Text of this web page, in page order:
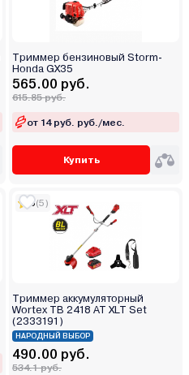
Триммер бензиновый Storm-
Honda GX35
565.00 руб.
615.85 руб.
от 14 руб. руб./мес.
Купить
5(5)
Триммер аккумуляторный
Wortex TB 2418 AT XLT Set
(2333191)
НАРОДНЫЙ ВЫБОР
490.00 руб.
534.1 руб.